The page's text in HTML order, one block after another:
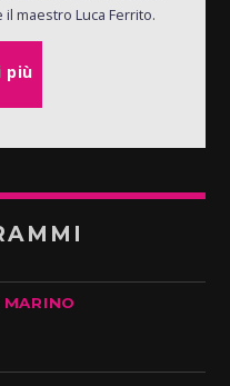
maestro Luca Ferrito.
più